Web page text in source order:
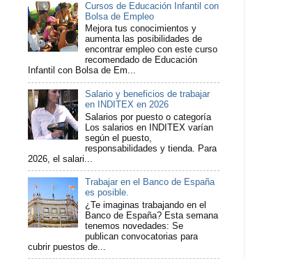
Cursos de Educación Infantil con
Bolsa de Empleo
Mejora tus conocimientos y
aumenta las posibilidades de
encontrar empleo con este curso
recomendado de Educación
Infantil con Bolsa de Em...
Salario y beneficios de trabajar
en INDITEX en 2026
Salarios por puesto o categoría
Los salarios en INDITEX varían
según el puesto,
responsabilidades y tienda. Para
2026, el salari...
Trabajar en el Banco de España
es posible.
¿Te imaginas trabajando en el
Banco de España? Esta semana
tenemos novedades: Se
publican convocatorias para
cubrir puestos de...